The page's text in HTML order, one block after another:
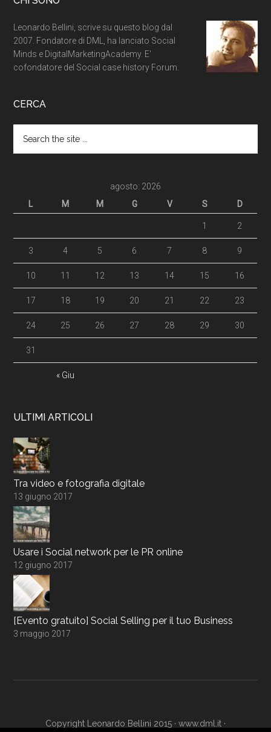
Leonardo Bellini, scrive su questo blog dal
2007. Fondatore di DML, ha lanciato Social
Minds e DigitalMarketingAcademy. E'
cofondatore del Social case history Forum.
CERCA
agosto: 2026
L
M M G V S D
« Giu
1 2
3 4 5 6 7 8 9
10 11 12 13 14 15 16
17 18 19 20 21 22 23
24 25 26 27 28 29 30
31
ULTIMI ARTICOLI
Tra video e fotografia digitale
13 giugno 2017
Usare i Social network per le PR online
12 giugno 2017
[Evento gratuito] Social Selling per il tuo Business
3 maggio 2017
Copyright Leonardo Bellini 2015 · www.dml.it ·